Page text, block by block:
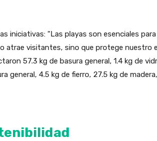
iniciativas: “Las playas son esenciales
atrae visitantes, sino que protege nuestro
57.3 kg de basura general, 1.4 kg de
general, 4.5 kg de fierro, 27.5 kg de